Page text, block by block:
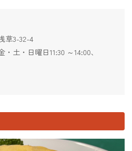
草3-32-4
土・日曜日11:30 ～14:00、